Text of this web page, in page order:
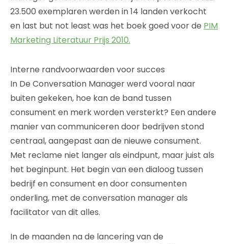
23.500 exemplaren werden in 14 landen verkocht
en last but not least was het boek goed voor de PIM
Marketing Literatuur Prijs 2010.
Interne randvoorwaarden voor succes
In De Conversation Manager werd vooral naar
buiten gekeken, hoe kan de band tussen
consument en merk worden versterkt? Een andere
manier van communiceren door bedrijven stond
centraal, aangepast aan de nieuwe consument.
Met reclame niet langer als eindpunt, maar juist als
het beginpunt. Het begin van een dialoog tussen
bedrijf en consument en door consumenten
onderling, met de conversation manager als
facilitator van dit alles.
In de maanden na de lancering van de